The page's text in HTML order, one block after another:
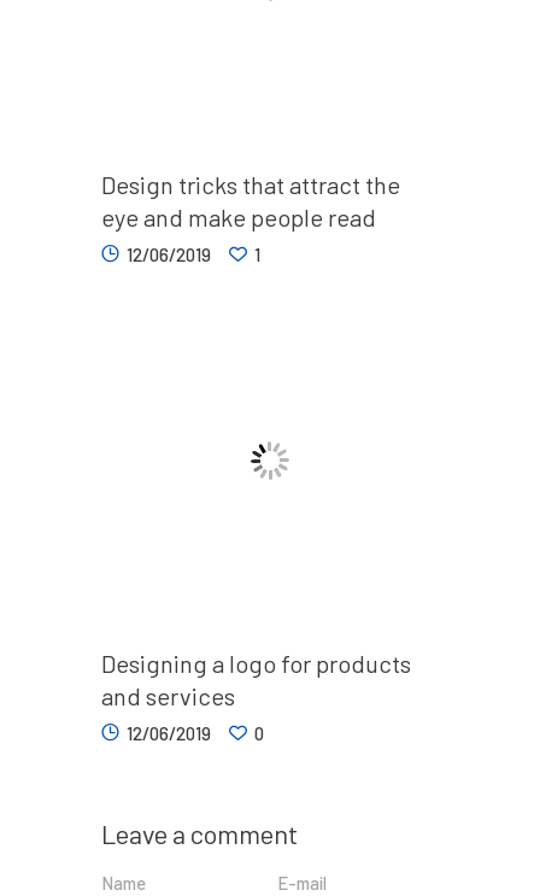
Design tricks that attract the
eye and make people read
12/06/2019 1
Designing a logo for products
and services
12/06/2019 0
Leave a comment
Name E-mail